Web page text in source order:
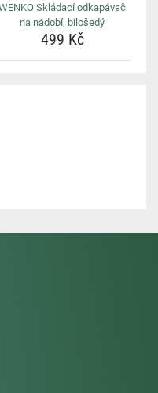
Skládací odkapávač
na nádobí, bílošedý
499 Kč